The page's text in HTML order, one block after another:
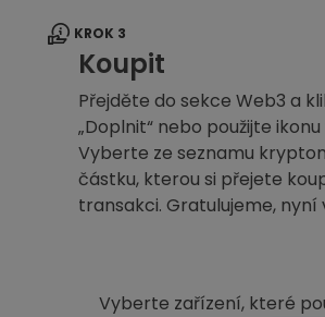
KROK 3
Koupit
Přejděte do sekce Web3 a
„Doplnit“ nebo použijte
Vyberte ze seznamu
částku, kterou si přejete
transakci. Gratulujeme, nyní
Vyberte zařízení, které